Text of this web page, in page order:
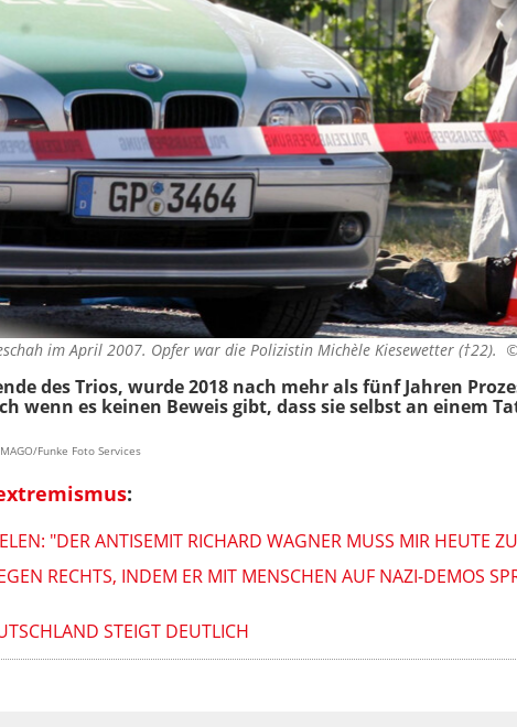
im April 2007. Opfer war die Polizistin Michèle Kiesewetter (†22).
des Trios, wurde 2018 nach mehr als fünf Jahren
wenn es keinen Beweis gibt, dass sie selbst an einem
Funke Foto Services
:
"DER ANTISEMIT RICHARD WAGNER MUSS MIR HEUTE
RECHTS, INDEM ER MIT MENSCHEN AUF NAZI-DEMOS
STEIGT DEUTLICH